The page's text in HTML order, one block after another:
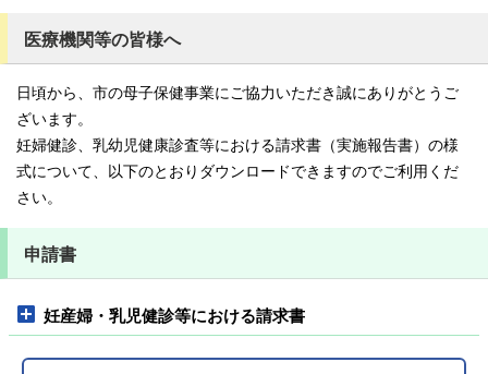
医療機関等の皆様へ
日頃から、市の母子保健事業にご協力いただき誠にありがとうご
ざいます。
妊婦健診、乳幼児健康診査等における請求書（実施報告書）の様
式について、以下のとおりダウンロードできますのでご利用くだ
さい。
申請書
妊産婦・乳児健診等における請求書